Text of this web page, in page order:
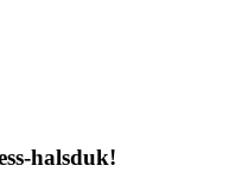
halsduk!